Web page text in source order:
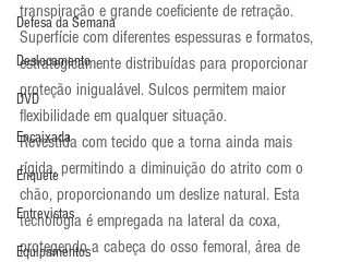
Defesa da Semana
Deslocamento
DVD
Encaixada
Enquete
Entrevistas
Equipamentos
transpiração e grande coeficiente de retração.
Superfície com diferentes espessuras e formatos,
estrategicamente distribuídas para proporcionar
proteção inigualável. Sulcos permitem maior
flexibilidade em qualquer situação.
Revestida com tecido que a torna ainda mais
rígida, permitindo a diminuição do atrito com o
chão, proporcionando um deslize natural. Esta
tecnologia é empregada na lateral da coxa,
protegendo a cabeça do osso femoral, área de